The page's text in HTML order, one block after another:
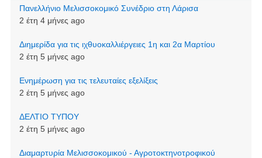
Πανελλήνιο Μελισσοκομικό Συνέδριο στη Λάρισα
2 έτη 4 μήνες ago
Διημερίδα για τις ιχθυοκαλλιέργειες 1η και 2α Μαρτίου
2 έτη 5 μήνες ago
Ενημέρωση για τις τελευταίες εξελίξεις
2 έτη 5 μήνες ago
ΔΕΛΤΙΟ ΤΥΠΟΥ
2 έτη 5 μήνες ago
Διαμαρτυρία Μελισσοκομικού - Αγροτοκτηνοτροφικού